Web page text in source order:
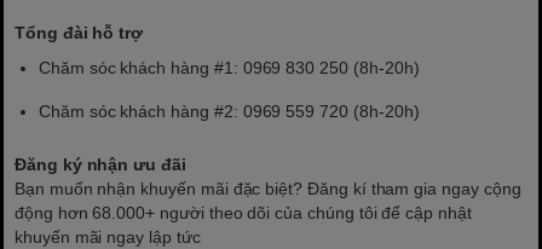
Tổng đài hỗ trợ
Chăm sóc khách hàng #1: 0969 830 250 (8h-20h)
Chăm sóc khách hàng #2: 0969 559 720 (8h-20h)
Đăng ký nhận ưu đãi
Bạn muốn nhận khuyến mãi đặc biệt? Đăng kí tham gia ngay cộng
động hơn 68.000+ người theo dõi của chúng tôi để cập nhật
khuyến mãi ngay lập tức